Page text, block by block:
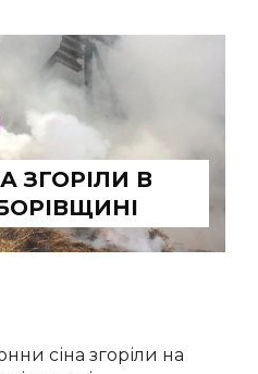
ЗГОРІЛИ В
сіна згоріли на